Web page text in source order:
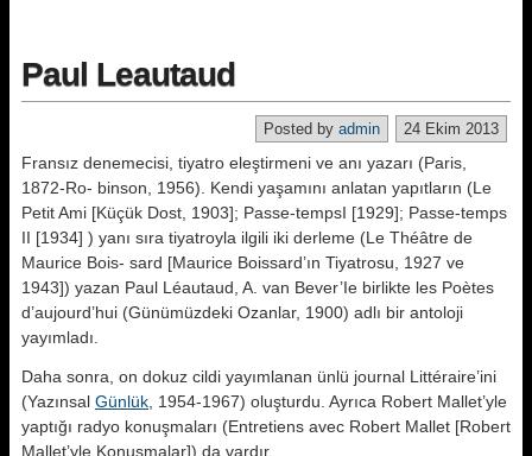
Paul Leautaud
24 Ekim 2013
Posted by admin
Fransız denemecisi, tiyatro eleştirmeni ve anı yazarı (Paris,
1872-Ro- binson, 1956). Kendi yaşamını anlatan yapıtların (Le
Petit Ami [Küçük Dost, 1903]; Passe-tempsI [1929]; Passe-temps
II [1934] ) yanı sıra tiyatroyla ilgili iki derleme (Le Théâtre de
Maurice Bois- sard [Maurice Boissard’ın Tiyatrosu, 1927 ve
1943]) yazan Paul Léautaud, A. van Bever’Ie birlikte les Poètes
d’aujourd’hui (Günümüzdeki Ozanlar, 1900) adlı bir antoloji
yayımladı.
Daha sonra, on dokuz cildi yayımlanan ünlü journal Littéraire’ini
(Yazınsal Günlük , 1954-1967) oluşturdu. Ayrıca Robert Mallet’yle
yaptığı radyo konuşmaları (Entretiens avec Robert Mallet [Robert
Mallet’yle Konuşmalar]) da vardır.